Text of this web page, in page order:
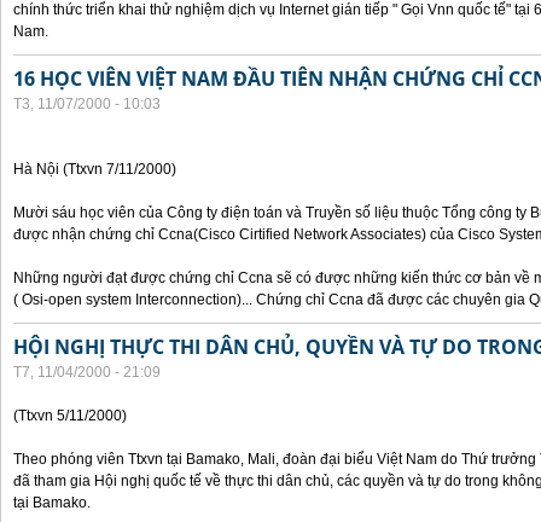
chính thức triển khai thử nghiệm dịch vụ Internet gián tiếp " Gọi Vnn quốc tế" tại
Nam.
16 HỌC VIÊN VIỆT NAM ĐẦU TIÊN NHẬN CHỨNG CHỈ
T3, 11/07/2000 - 10:03
Hà Nội (Ttxvn 7/11/2000)
Mười sáu học viên của Công ty điện toán và Truyền số liệu thuộc Tổng công ty
được nhận chứng chỉ Ccna(Cisco Cirtified Network Associates) của Cisco
Những người đạt được chứng chỉ Ccna sẽ có được những kiến thức cơ bản về
( Osi-open system Interconnection)... Chứng chỉ Ccna đã được các chuyên gia
HỘI NGHỊ THỰC THI DÂN CHỦ, QUYỀN VÀ TỰ DO
T7, 11/04/2000 - 21:09
(Ttxvn 5/11/2000)
Theo phóng viên Ttxvn tại Bamako, Mali, đoàn đại biểu Việt Nam do Thứ
đã tham gia Hội nghị quốc tế về thực thi dân chủ, các quyền và tự do trong
tại Bamako.